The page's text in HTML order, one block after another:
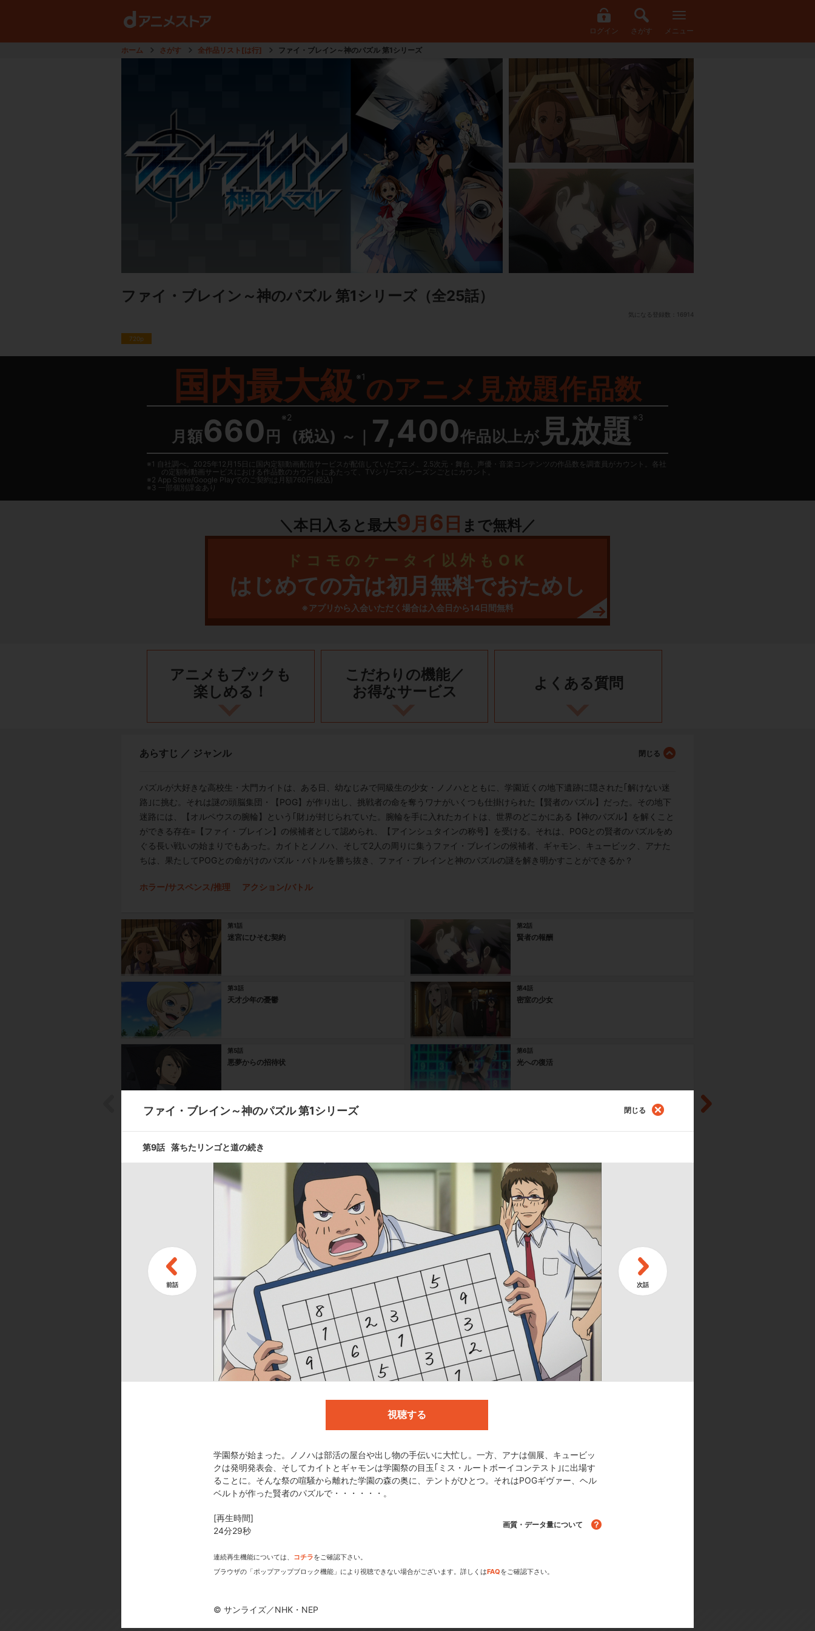
ログイン さがす メニュー
ホーム さがす 全作品リスト[は行] ファイ・ブレイン～神のパズル 第1シリーズ
ファイ・ブレイン～神のパズル 第1シリーズ （全25話）
気になる登録数： 16914
720p
国内最大級 ※1 のアニメ見放題作品数
月額660 円
※2
(税込) ～ 7,400作品以上が 見放題 ※3
1 自社調べ。2025年12月15日に国内定額動画配信サービスが配信していたアニメ、2.5次元・舞台、声優・音楽コンテンツの作品数を調査員がカウント。各社
の定額制動画サービスにおける作品数のカウントにあたって、TVシリーズ1シーズンごとにカウント。
2 App Store/Google Playでのご契約は月額760円(税込)
3 一部個別課金あり
＼本日入ると最大9月 6 日 まで無料／
ドコモのケータイ以外もOK
はじめての方は初月無料でおためし
※アプリから入会いただく場合は入会日から14日間無料
アニメもブックも
楽しめる！
こだわりの機能／
お得なサービス
よくある質問
あらすじ ／ ジャンル
パズルが大好きな高校生・大門カイトは、ある日、幼なじみで同級生の少女・ノノハとともに、学園近くの地下遺跡に隠された｢解けない迷
路｣に挑む。それは謎の頭脳集団・【POG】が作り出し、挑戦者の命を奪うワナがいくつも仕掛けられた【賢者のパズル】だった。その地下
迷路には、【オルペウスの腕輪】という｢財｣が封じられていた。腕輪を手に入れたカイトは、世界のどこかにある【神のパズル】を解くこと
ができる存在=【ファイ・ブレイン】の候補者として認められ、【アインシュタインの称号】を受ける。それは、POGとの賢者のパズルをめ
ぐる長い戦いの始まりでもあった。カイトとノノハ、そして2人の周りに集うファイ・ブレインの候補者、ギャモン、キュービック、アナた
ちは、果たしてPOGとの命がけのパズル・バトルを勝ち抜き、ファイ・ブレインと神のパズルの謎を解き明かすことができるか？
ホラー/サスペンス/推理 アクション/バトル
第1話
迷宮にひそむ契約
第2話
賢者の報酬
第3話
天才少年の憂鬱
第4話
密室の少女
第5話
悪夢からの招待状
第6話
光への復活
第7話
第9話
落ちたリンゴと道の続き 女王の国へようこそ
第12話
再会のパズルタイム
キャスト ／ スタッフ
大門カイト:浅沼晋太郎 ／井藤ノノハ:清水香里／逆之上ギャモン:福山潤 ／キュービック・G:宮田幸季／アナ・グラム:雪野五月／軸川ソウジ:
石田彰／ルーク・盤城・クロスフィールド:櫻井孝宏／ビショップ:宮野真守／千枝乃タマキ:佐藤利奈／水谷アイリ:後藤麻衣／武田ナオキ:矢
原作:矢立肇 ／監督:佐藤順一／ディレクター:遠藤広隆 ／シリーズ構成:関島眞頼／脚本:関島眞頼、樋口達人、野村祐一、根元歳三、小林英
造、加藤陽一／キャラクターデザイン:佐々木洋平／パズルデザイン:郷内邦義 ／美術監督:中村典史／色彩設計:井上あきこ／撮影監督:千葉洋
之／音楽:井筒昭雄／音響監督:鶴岡陽太／アニメーションプロデューサー:梅崎淳志、古里尚丈／制作統括:福田貴美子、野島正宏、尾崎雅之／
アニメーション制作:サンライズ／制作:NHKエンタープライズ／制作・著作:NHK／オープニング・テーマ:｢Brain Diver｣作詞：藤林聖子、作
ファイ・ブレイン～神のパズル 第1シリーズ 閉じる
第9話 落ちたリンゴと道の続き
視聴する
学園祭が始まった。ノノハは部活の屋台や出し物の手伝いに大忙し。一方、アナは個展、キュービッ
クは発明発表会、そしてカイトとギャモンは学園祭の目玉｢ミス・ルートボーイコンテスト｣に出場す
ることに。そんな祭の喧騒から離れた学園の森の奥に、テントがひとつ。それはPOGギヴァー、ヘル
ベルトが作った賢者のパズルで・・・・・・。
[再生時間]
24分29秒
画質・データ量について
連続再生機能については、 コチラをご確認下さい。
ブラウザの「ポップアップブロック機能」により視聴できない場合がございます。詳しくはFAQをご確認下さい。
© サンライズ／NHK・NEP